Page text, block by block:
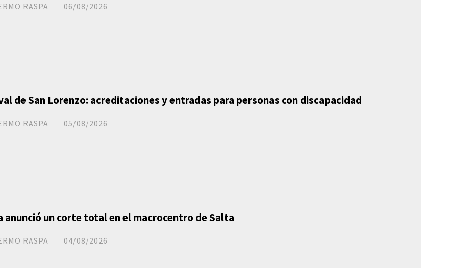
RASPA 06/08/2026
de San Lorenzo: acreditaciones y entradas para personas con discapacidad
RASPA 05/08/2026
anunció un corte total en el macrocentro de Salta
RASPA 04/08/2026